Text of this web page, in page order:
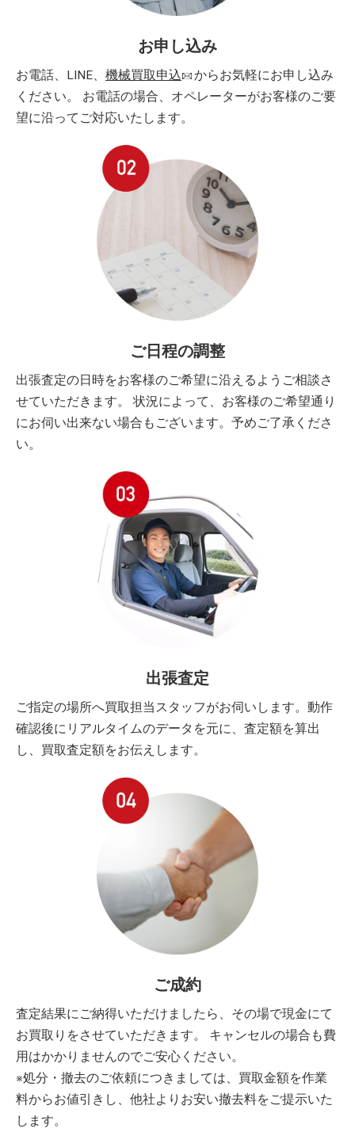
お申し込み
お電話、LINE、 機械買取申込
からお気軽にお申し込み
ください。 お電話の場合、オペレーターがお客様のご要
望に沿ってご対応いたします。
ご日程の調整
出張査定の日時をお客様のご希望に沿えるようご相談さ
せていただきます。 状況によって、お客様のご希望通り
にお伺い出来ない場合もございます。予めご了承くださ
い。
出張査定
ご指定の場所へ買取担当スタッフがお伺いします。動作
確認後にリアルタイムのデータを元に、査定額を算出
し、買取査定額をお伝えします。
ご成約
査定結果にご納得いただけましたら、その場で現金にて
お買取りをさせていただきます。 キャンセルの場合も費
用はかかりませんのでご安心ください。
※処分・撤去のご依頼につきましては、買取金額を作業
料からお値引きし、他社よりお安い撤去料をご提示いた
します。